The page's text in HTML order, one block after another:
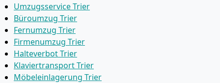
Umzugsservice Trier
Büroumzug Trier
Fernumzug Trier
Firmenumzug Trier
Halteverbot Trier
Klaviertransport Trier
Möbeleinlagerung Trier